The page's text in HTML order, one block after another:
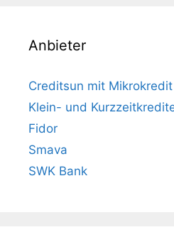
Anbieter
Creditsun mit
Klein- und
Fidor
Smava
SWK Bank